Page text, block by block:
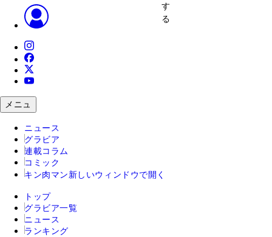
す
る
メニュ
ニュース
グラビア
連載コラム
コミック
キン肉マン 新しいウィンドウで開く
トップ
グラビア一覧
ニュース
ランキング